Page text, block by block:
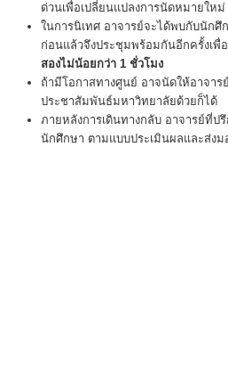
ด่วนเพื่อเปลี่ยนแปลงการนัดหมายใหม่
ในการนิเทศ อาจารย์จะได้พบกับนัก
ก่อนแล้วจึงประชุมพร้อมกันอีกครั้งเ
สองไม่น้อยกว่า 1 ชั่วโมง
ถ้ามีโอกาสทางศูนย์ อาจนัดให้อาจา
ประชาสัมพันธ์มหาวิทยาลัยด้วยก็ได้
ภายหลังการเดินทางกลับ อาจารย์ที่ป
นักศึกษา ตามแบบประเมินผลและส่ง